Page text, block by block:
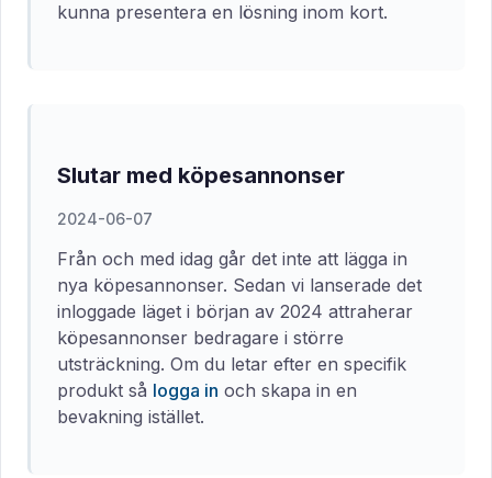
kunna presentera en lösning inom kort.
Slutar med köpesannonser
2024-06-07
Från och med idag går det inte att lägga in
nya köpesannonser. Sedan vi lanserade det
inloggade läget i början av 2024 attraherar
köpesannonser bedragare i större
utsträckning. Om du letar efter en specifik
produkt så logga in och skapa in en
bevakning istället.